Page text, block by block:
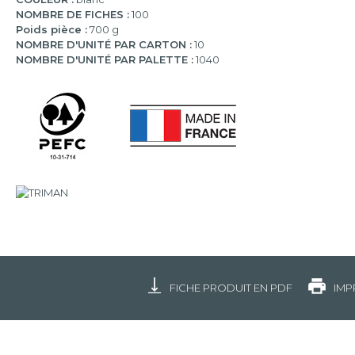
NOMBRE DE FICHES :100
Poids pièce :700 g
NOMBRE D'UNITÉ PAR CARTON :10
NOMBRE D'UNITÉ PAR PALETTE :1040
FICHE PRODUIT EN PDF